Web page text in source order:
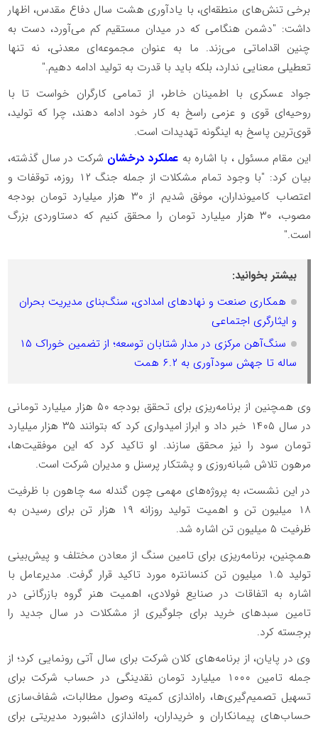
برخی تنش‌های منطقه‌ای، با یادآوری هشت سال دفاع مقدس، اظهار
داشت: "دشمن هنگامی که در میدان مستقیم کم می‌آورد، دست به
چنین اقداماتی می‌زند. ما به عنوان مجموعه‌ای معدنی، نه تنها
تعطیلی معنایی ندارد، بلکه باید با قدرت به تولید ادامه دهیم."
جواد عسکری با اطمینان خاطر، از تمامی کارگران خواست تا با
روحیه‌ای قوی و عزمی راسخ به کار خود ادامه دهند، چرا که تولید،
قوی‌ترین پاسخ به اینگونه تهدیدات است.
این مقام مسئول ، با اشاره به عملکرد درخشان شرکت در سال گذشته،
بیان کرد: "با وجود تمام مشکلات از جمله جنگ ۱۲ روزه، توقفات و
اعتصاب کامیونداران، موفق شدیم از ۳۰ هزار میلیارد تومان بودجه
مصوب، ۳۰ هزار میلیارد تومان را محقق کنیم که دستاوردی بزرگ
است."
بیشتر بخوانید:
همکاری صنعت و نهادهای امدادی، سنگ‌بنای مدیریت بحران
و ایثارگری اجتماعی
سنگ‌آهن مرکزی در مدار شتابان توسعه؛ از تضمین خوراک ۱۵
ساله تا جهش سودآوری به ۶.۲ همت
وی همچنین از برنامه‌ریزی برای تحقق بودجه ۵۰ هزار میلیارد تومانی
در سال ۱۴۰۵ خبر داد و ابراز امیدواری کرد که بتوانند ۳۵ هزار میلیارد
تومان سود را نیز محقق سازند. او تاکید کرد که این موفقیت‌ها،
مرهون تلاش شبانه‌روزی و پشتکار پرسنل و مدیران شرکت است.
در این نشست، به پروژه‌های مهمی چون گندله سه چاهون با ظرفیت
۱۸ میلیون تن و اهمیت تولید روزانه ۱۹ هزار تن برای رسیدن به
ظرفیت ۵ میلیون تن اشاره شد.
همچنین، برنامه‌ریزی برای تامین سنگ از معادن مختلف و پیش‌بینی
تولید ۱.۵ میلیون تن کنسانتره مورد تاکید قرار گرفت. مدیرعامل با
اشاره به اتفاقات در صنایع فولادی، اهمیت هنر گروه بازرگانی در
تامین سبدهای خرید برای جلوگیری از مشکلات در سال جدید را
برجسته کرد.
وی در پایان، از برنامه‌های کلان شرکت برای سال آتی رونمایی کرد؛ از
جمله تامین ۱۰۰۰ میلیارد تومان نقدینگی در حساب شرکت برای
تسهیل تصمیم‌گیری‌ها، راه‌اندازی کمیته وصول مطالبات، شفاف‌سازی
حساب‌های پیمانکاران و خریداران، راه‌اندازی داشبورد مدیریتی برای